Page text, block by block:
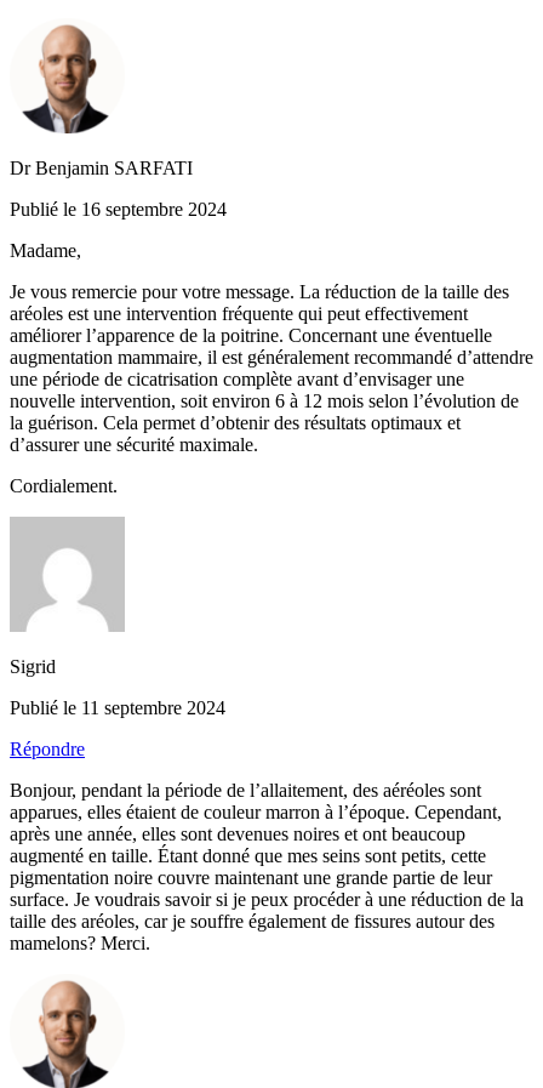
Dr Benjamin SARFATI
Publié le 16 septembre 2024
Madame,
Je vous remercie pour votre message. La réduction de la taille des
aréoles est une intervention fréquente qui peut effectivement
améliorer l’apparence de la poitrine. Concernant une éventuelle
augmentation mammaire, il est généralement recommandé d’attendre
une période de cicatrisation complète avant d’envisager une
nouvelle intervention, soit environ 6 à 12 mois selon l’évolution de
la guérison. Cela permet d’obtenir des résultats optimaux et
d’assurer une sécurité maximale.
Cordialement.
Sigrid
Publié le 11 septembre 2024
Répondre
Bonjour, pendant la période de l’allaitement, des aéréoles sont
apparues, elles étaient de couleur marron à l’époque. Cependant,
après une année, elles sont devenues noires et ont beaucoup
augmenté en taille. Étant donné que mes seins sont petits, cette
pigmentation noire couvre maintenant une grande partie de leur
surface. Je voudrais savoir si je peux procéder à une réduction de la
taille des aréoles, car je souffre également de fissures autour des
mamelons? Merci.